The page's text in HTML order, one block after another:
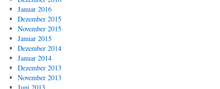
Januar 2016
Dezember 2015
November 2015
Januar 2015
Dezember 2014
Januar 2014
Dezember 2013
November 2013